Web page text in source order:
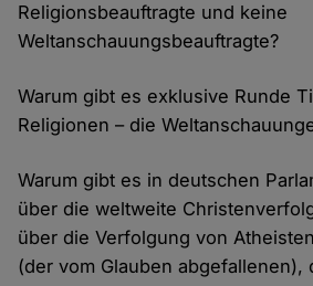
Religionsbeauftragte und keine
Weltanschauungsbeauftragte?
Warum gibt es exklusive Runde
Religionen – die
Warum gibt es in deutschen
über die weltweite
über die Verfolgung von
(der vom Glauben abgefallenen),